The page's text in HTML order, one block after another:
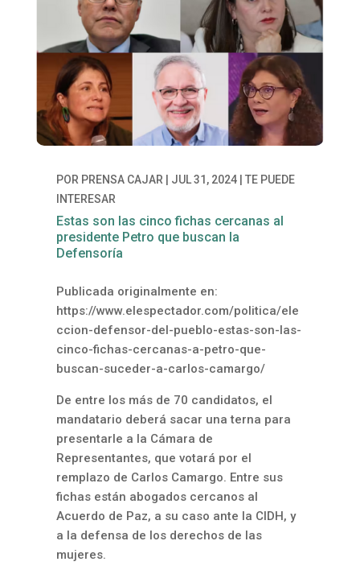
POR PRENSA CAJAR JUL 31, 2024| TE PUEDE
INTERESAR
Estas son las cinco fichas cercanas al
presidente Petro que buscan la
Defensoría
Publicada originalmente en:
https://www.elespectador.com/politica/ele
ccion-defensor-del-pueblo-estas-son-las-
cinco-fichas-cercanas-a-petro-que-
buscan-suceder-a-carlos-camargo/
De entre los más de 70 candidatos, el
mandatario deberá sacar una terna para
presentarle a la Cámara de
Representantes, que votará por el
remplazo de Carlos Camargo. Entre sus
fichas están abogados cercanos al
Acuerdo de Paz, a su caso ante la CIDH, y
a la defensa de los derechos de las
mujeres.